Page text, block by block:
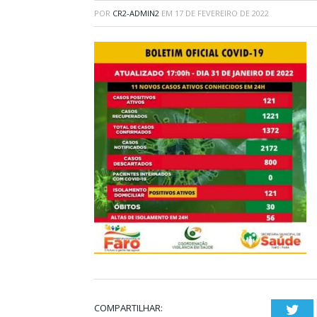
POR CR2-ADMIN2 EM 17 DE FEVEREIRO DE 2022
COMPARTILHAR: